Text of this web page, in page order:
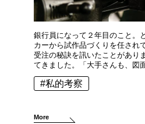
銀行員になって２年目のこと。
カーから試作品づくりを任され
受注の秘訣を訊いたことがあり
てきました。「大手さんも、図
#私的考察
More